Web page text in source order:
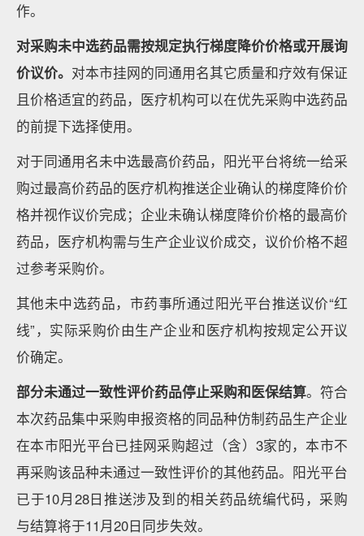
作。
对采购未中选药品需按规定执行梯度降价价格或开展询
价议价。 对本市挂网的同通用名其它质量和疗效有保证
且价格适宜的药品，医疗机构可以在优先采购中选药品
的前提下选择使用。
对于同通用名未中选最高价药品，阳光平台将统一给采
购过最高价药品的医疗机构推送企业确认的梯度降价价
格并视作议价完成；企业未确认梯度降价价格的最高价
药品，医疗机构需与生产企业议价成交，议价价格不超
过参考采购价。
其他未中选药品，市药事所通过阳光平台推送议价“红
线”，实际采购价由生产企业和医疗机构按规定公开议
价确定。
部分未通过一致性评价药品停止采购和医保结算。符合
本次药品集中采购申报资格的同品种仿制药品生产企业
在本市阳光平台已挂网采购超过（含）3家的，本市不
再采购该品种未通过一致性评价的其他药品。阳光平台
已于10月28日推送涉及到的相关药品统编代码，采购
与结算将于11月20日同步失效。